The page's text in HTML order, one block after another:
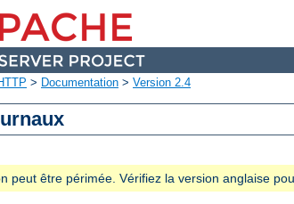
> Documentation > Version 2.4
peut être périmée. Vérifiez la version anglaise